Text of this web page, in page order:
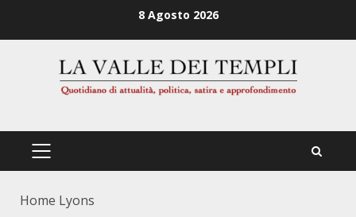
8 Agosto 2026
PRIMÄRES
Home Lyons